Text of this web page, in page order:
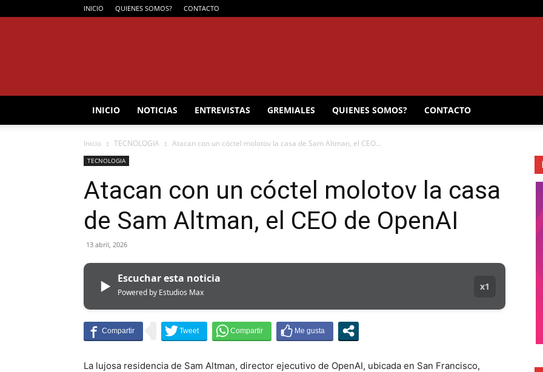
INICIO QUIENES SOMOS? CONTACTO
EL
INICIO NOTICIAS ENTREVISTAS GREMIALES QUIENES SOMOS? CONTACTO
Inicio TECNOLOGIA Atacan con un cóctel molotov la casa de Sam Altman, el CEO...
TECNOLOGIA
Atacan con un cóctel molotov la casa
de Sam Altman, el CEO de OpenAI
13 abril, 2026
▶ Escuchar esta noticia
Powered by Estudios Max
x1
La lujosa residencia de Sam Altman, director ejecutivo de OpenAI, ubicada en San Francisco,